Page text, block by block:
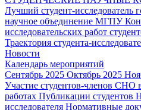
Лучший студент-исследователь
научное объединение МГПУ
исследовательских работ
Траектория студента-
Новости
Календарь мероприятий
Сентябрь 2025 Октябрь 2025
Участие студентов-членов СНО
работах Публикации студентов
исследователя Нормативные